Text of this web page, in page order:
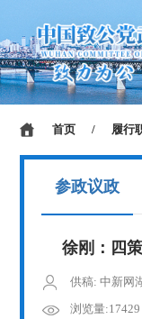
首页 / 履行
参政议政
徐刚：四
供稿: 中新网
浏览量:17429